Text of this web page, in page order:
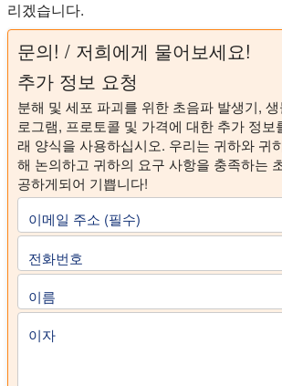
리겠습니다.
문의! / 저희에게 물어보세요!
추가 정보 요청
분해 및 세포 파괴를 위한 초음파 발생기,
로그램, 프로토콜 및 가격에 대한 추가 정보
래 양식을 사용하십시오. 우리는 귀하와 귀
해 논의하고 귀하의 요구 사항을 충족하는
공하게되어 기쁩니다!
이메일 주소 (필수)
전화번호
이름
이자